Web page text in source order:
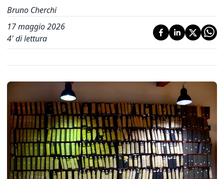
Bruno Cherchi
17 maggio 2026
4' di lettura